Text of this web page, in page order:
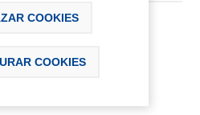
COOKIES
COOKIES